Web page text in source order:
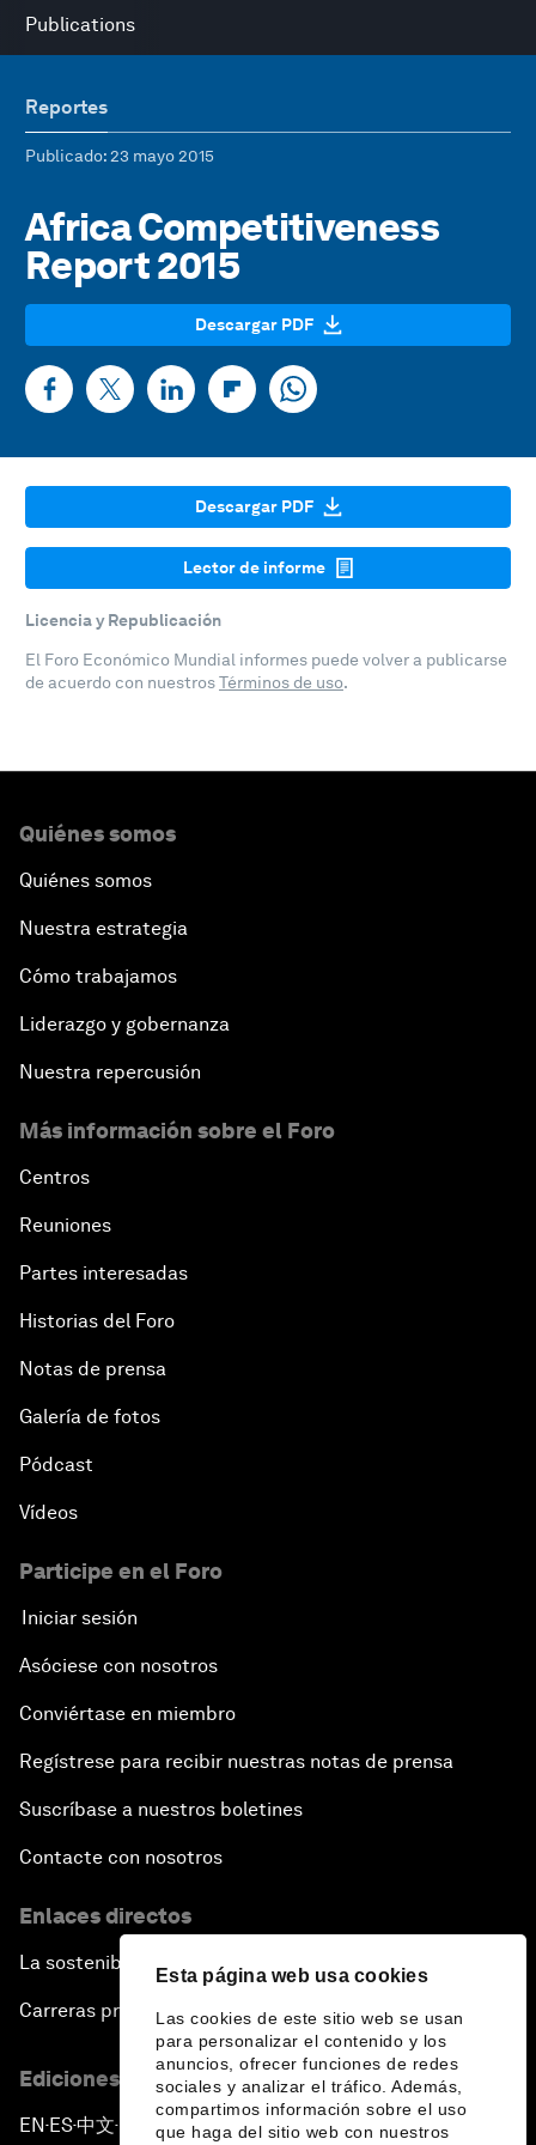
Esta página web usa cookies
Las cookies de este sitio web se usan
para personalizar el contenido y los
anuncios, ofrecer funciones de redes
sociales y analizar el tráfico. Además,
compartimos información sobre el uso
que haga del sitio web con nuestros
Publications
Reportes
Publicado: 23 mayo 2015
Africa Competitiveness
Report 2015
Descargar PDF
Descargar PDF
Lector de informe
Licencia y Republicación
El Foro Económico Mundial informes puede volver a publicarse
de acuerdo con nuestrosTérminos de uso.
Quiénes somos
Quiénes somos
Nuestra estrategia
Cómo trabajamos
Liderazgo y gobernanza
Nuestra repercusión
Más información sobre el Foro
Centros
Reuniones
Partes interesadas
Historias del Foro
Notas de prensa
Galería de fotos
Pódcast
Vídeos
Participe en el Foro
Iniciar sesión
Asóciese con nosotros
Conviértase en miembro
Regístrese para recibir nuestras notas de prensa
Suscríbase a nuestros boletines
Contacte con nosotros
Enlaces directos
La sostenibilidad en el Foro
Carreras profesionales
Ediciones en otros idiomas
EN ▪ ES▪中文▪ 日本語